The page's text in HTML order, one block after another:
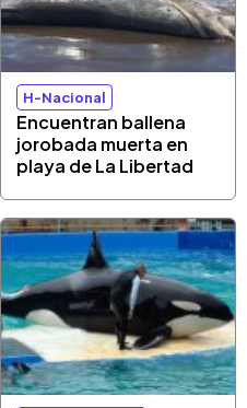
H-Nacional
Encuentran ballena
jorobada muerta en
playa de La Libertad